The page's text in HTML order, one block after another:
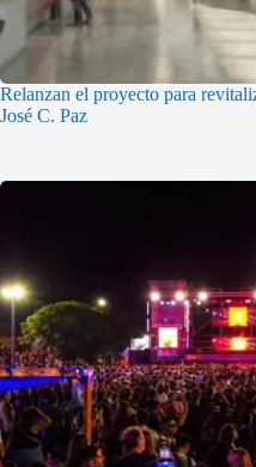
Relanzan el proyecto para
José C. Paz